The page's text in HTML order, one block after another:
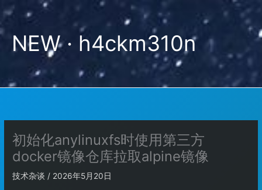
NEW · h4ckm310n
初始化anylinuxfs时使用第三方
docker镜像仓库拉取alpine镜像
技术杂谈 / 2026年5月20日